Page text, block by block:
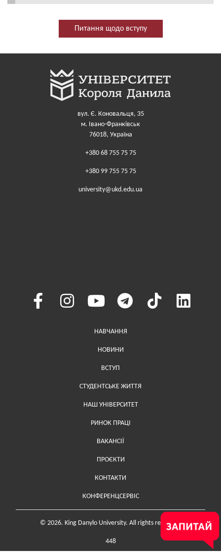
Питання щодо вступу
вул. Є. Коновальця, 35
м. Івано-Франківськ
76018, Україна
+380 68 755 75 75
+380 99 755 75 75
university@ukd.edu.ua
Меню у хедері
НАВЧАННЯ
НОВИНИ
ВСТУП
СТУДЕНТСЬКЕ ЖИТТЯ
НАШ УНІВЕРСИТЕТ
РИНОК ПРАЦІ
ВАКАНСІЇ
ПРОЄКТИ
Меню у футері (додаткове)
КОНТАКТИ
КОНФЕРЕНЦСЕРВІС
© 2026. King Danylo University. All rights reserved.
448